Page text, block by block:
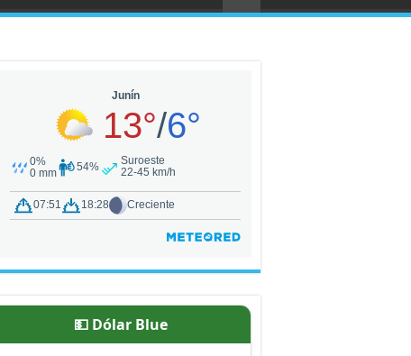
💵 Dólar Blue